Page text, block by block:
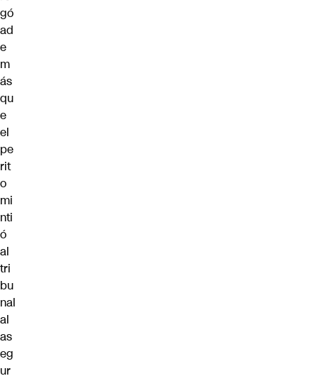
gó
ad
e
m
ás
qu
e
el
pe
rit
o
mi
nti
ó
al
tri
bu
nal
al
as
eg
ur